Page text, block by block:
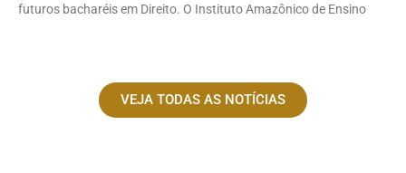
futuros bacharéis em Direito. O Instituto Amazônico de Ensino
VEJA TODAS AS NOTÍCIAS